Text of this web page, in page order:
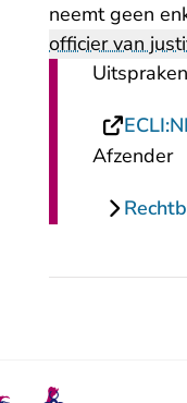
neemt geen
officier van
Uitspraken
Afzender